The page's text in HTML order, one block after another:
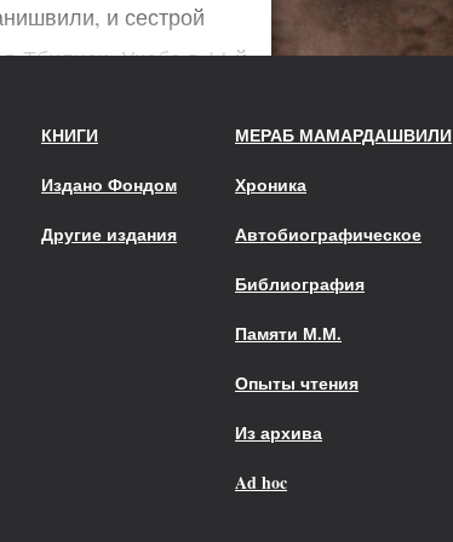
и сестрой
Тбилиси. Учеба в 14-й
№ 14 в Тбилиси с
философский
КНИГИ
Издано Фондом
Другие издания
МЕРАБ МАМАРДАШВИЛИ
Хроника
Автобиографическое
Библиография
Памяти М.М.
Опыты чтения
Из архива
Ad hoc